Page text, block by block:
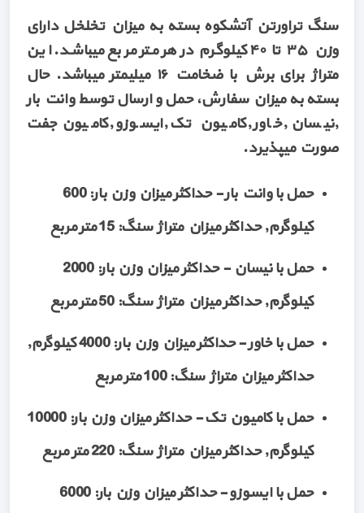
سنگ تراورتن آتشکوه بسته به میزان تخلخل دارای
وزن ۳۵ تا ۴۰ کیلوگرم در هر متر مربع میباشد. این
متراژ برای برش با ضخامت ۱۶ میلیمتر میباشد. حال
بسته به میزان سفارش، حمل و ارسال توسط وانت بار
,نیسان ,خاور ,کامیون تک ,ایسوزو ,کامیون جفت
صورت میپذیرد.
حمل با وانت بار - حداکثر میزان وزن بار: 600
کیلوگرم, حداکثر میزان متراژ سنگ: 15 متر مربع
حمل با نیسان - حداکثر میزان وزن بار: 2000
کیلوگرم, حداکثر میزان متراژ سنگ: 50 متر مربع
حمل با خاور - حداکثر میزان وزن بار: 4000 کیلوگرم,
حداکثر میزان متراژ سنگ: 100 متر مربع
حمل با کامیون تک - حداکثر میزان وزن بار: 10000
کیلوگرم, حداکثر میزان متراژ سنگ: 220 متر مربع
حمل با ایسوزو - حداکثر میزان وزن بار: 6000